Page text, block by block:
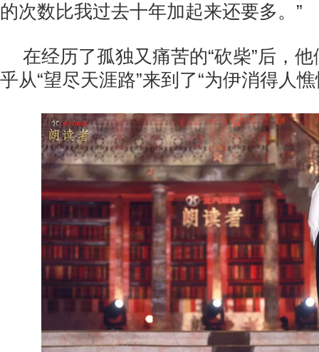
的次数比我过去十年加起来还要多。”
在经历了孤独又痛苦的“砍柴”后，
乎从“望尽天涯路”来到了“为伊消得人憔